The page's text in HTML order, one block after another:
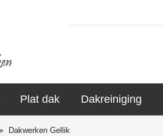
Plat dak Dakreiniging
Dakwerken Gellik